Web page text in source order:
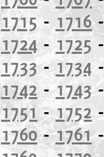
1715 - 1716
1724-1725
1733- 1734
1742-1743
1751-1752
1760-1761